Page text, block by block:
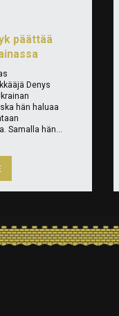
päättää
Denys
hän haluaa
Samalla hän...